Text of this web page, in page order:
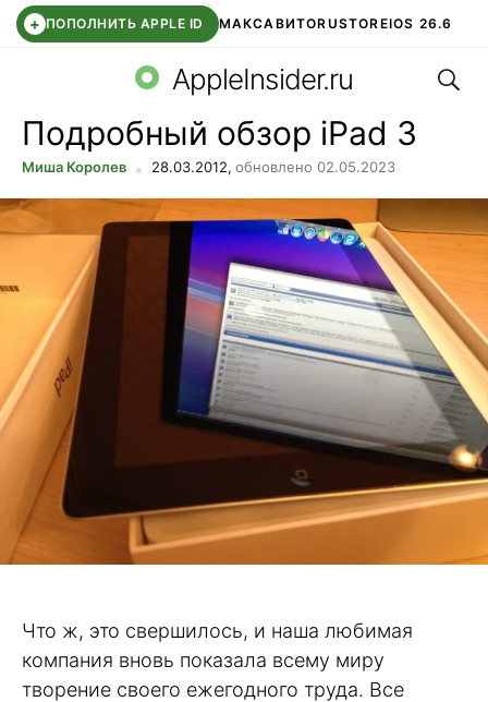
+ ПОПОЛНИТЬ APPLE ID МАКСАВИТОRUSTOREIOS 26.6
СБЕР КИДС ВТБ ОНЛАЙН ЧАТ В ROBLOX
AppleInsider.ru
Подробный обзор iPad 3
Миша Королев 28.03.2012, обновлено 02.05.2023
Что ж, это свершилось, и наша любимая
компания вновь показала всему миру
творение своего ежегодного труда. Все